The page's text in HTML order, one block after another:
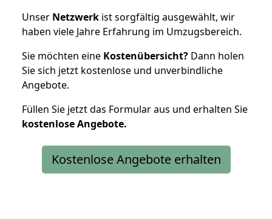
Unser Netzwerk ist sorgfältig ausgewählt, wir
haben viele Jahre Erfahrung im Umzugsbereich.
Sie möchten eine Kostenübersicht? Dann holen
Sie sich jetzt kostenlose und unverbindliche
Angebote.
Füllen Sie jetzt das Formular aus und erhalten Sie
kostenloseAngebote.
Kostenlose Angebote erhalten